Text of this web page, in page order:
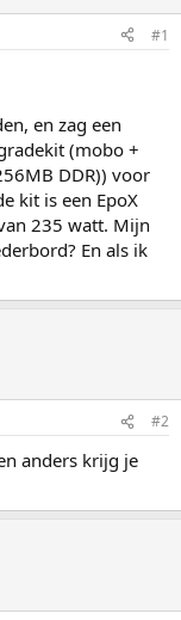
#1
en zag een
(mobo +
DDR)) voor
kit is een EpoX
235 watt. Mijn
En als ik
#2
anders krijg je